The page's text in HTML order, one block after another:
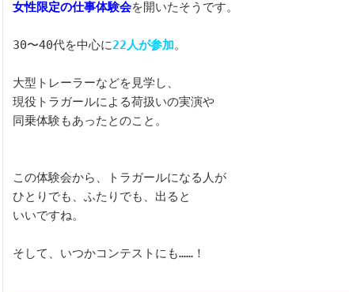
女性限定の仕事体験会を開いたそうです。
30〜40代を中心に22人が参加。
大型トレーラーなどを見学し、
現役トラガールによる荷扱いの実演や
同乗体験もあったとのこと。
この体験会から、トラガールになる人が
ひとりでも、ふたりでも、出ると
いいですね。
そして、いつかコンテストにも……！